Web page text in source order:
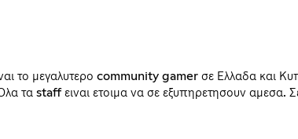
το μεγαλυτερο community gamer σε Ελλαδα και
τα staff ειναι ετοιμα να σε εξυπηρετησουν